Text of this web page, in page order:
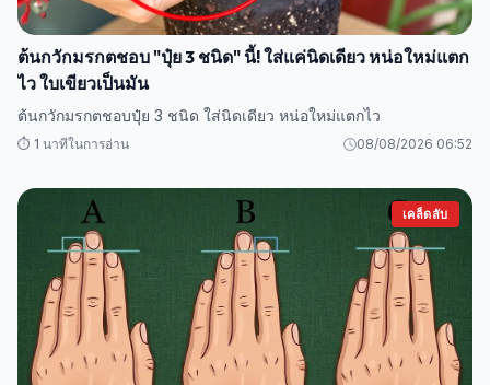
ต้นกวักมรกตชอบ "ปุ๋ย 3 ชนิด" นี้! ใส่แค่นิดเดียว หน่อใหม่แตก
ไว ใบเขียวเป็นมัน
ต้นกวักมรกตชอบปุ๋ย 3 ชนิด ใส่นิดเดียว หน่อใหม่แตกไว
⏱️ 1 นาทีในการอ่าน 08/08/2026 06:52
เคล็ดลับ